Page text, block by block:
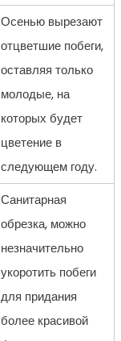
Осенью вырезают
отцветшие побеги,
оставляя только
молодые, на
которых будет
цветение в
следующем году.
Санитарная
обрезка, можно
незначительно
укоротить побеги
для придания
более красивой